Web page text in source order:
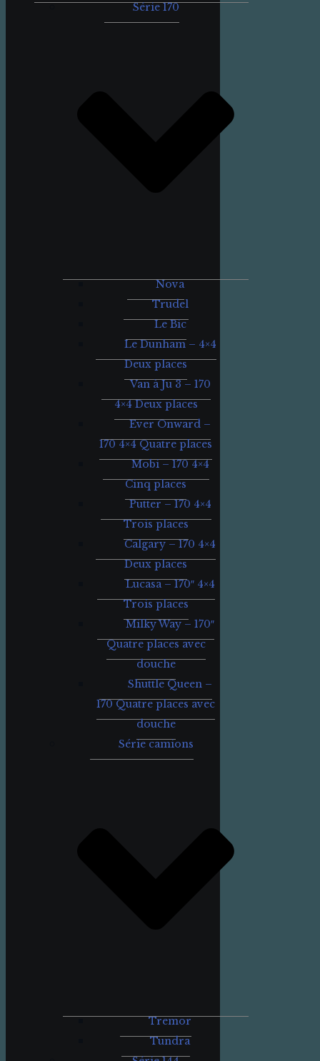
Série 170
Nova
Trudel
Le Bic
Le Dunham – 4×4
Deux places
Van à Ju 3 – 170
4×4 Deux places
Ever Onward –
170 4×4 Quatre places
Mobi – 170 4×4
Cinq places
Putter – 170 4×4
Trois places
Calgary – 170 4×4
Deux places
Lucasa – 170″ 4×4
Trois places
Milky Way – 170″
Quatre places avec
douche
Shuttle Queen –
170 Quatre places avec
douche
Série camions
Tremor
Tundra